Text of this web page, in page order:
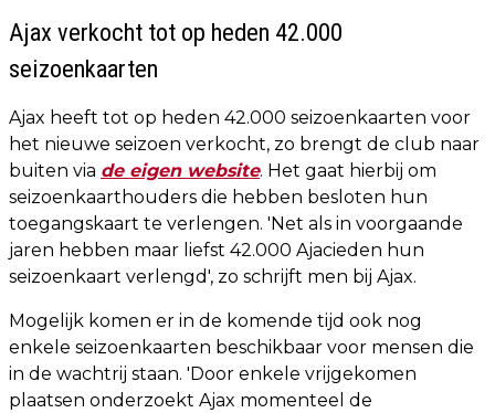
Ajax verkocht tot op heden 42.000
seizoenkaarten
Ajax heeft tot op heden 42.000 seizoenkaarten voor
het nieuwe seizoen verkocht, zo brengt de club naar
buiten via de eigen website. Het gaat hierbij om
seizoenkaarthouders die hebben besloten hun
toegangskaart te verlengen. 'Net als in voorgaande
jaren hebben maar liefst 42.000 Ajacieden hun
seizoenkaart verlengd', zo schrijft men bij Ajax.
Mogelijk komen er in de komende tijd ook nog
enkele seizoenkaarten beschikbaar voor mensen die
in de wachtrij staan. 'Door enkele vrijgekomen
plaatsen onderzoekt Ajax momenteel de